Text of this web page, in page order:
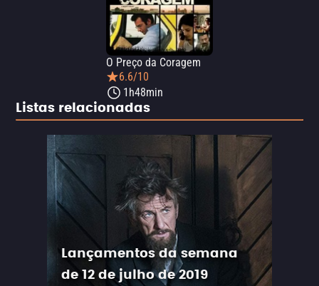
O Preço da Coragem
6.6/10
1h48min
Listas relacionadas
Lançamentos da semana
de 12 de julho de 2019